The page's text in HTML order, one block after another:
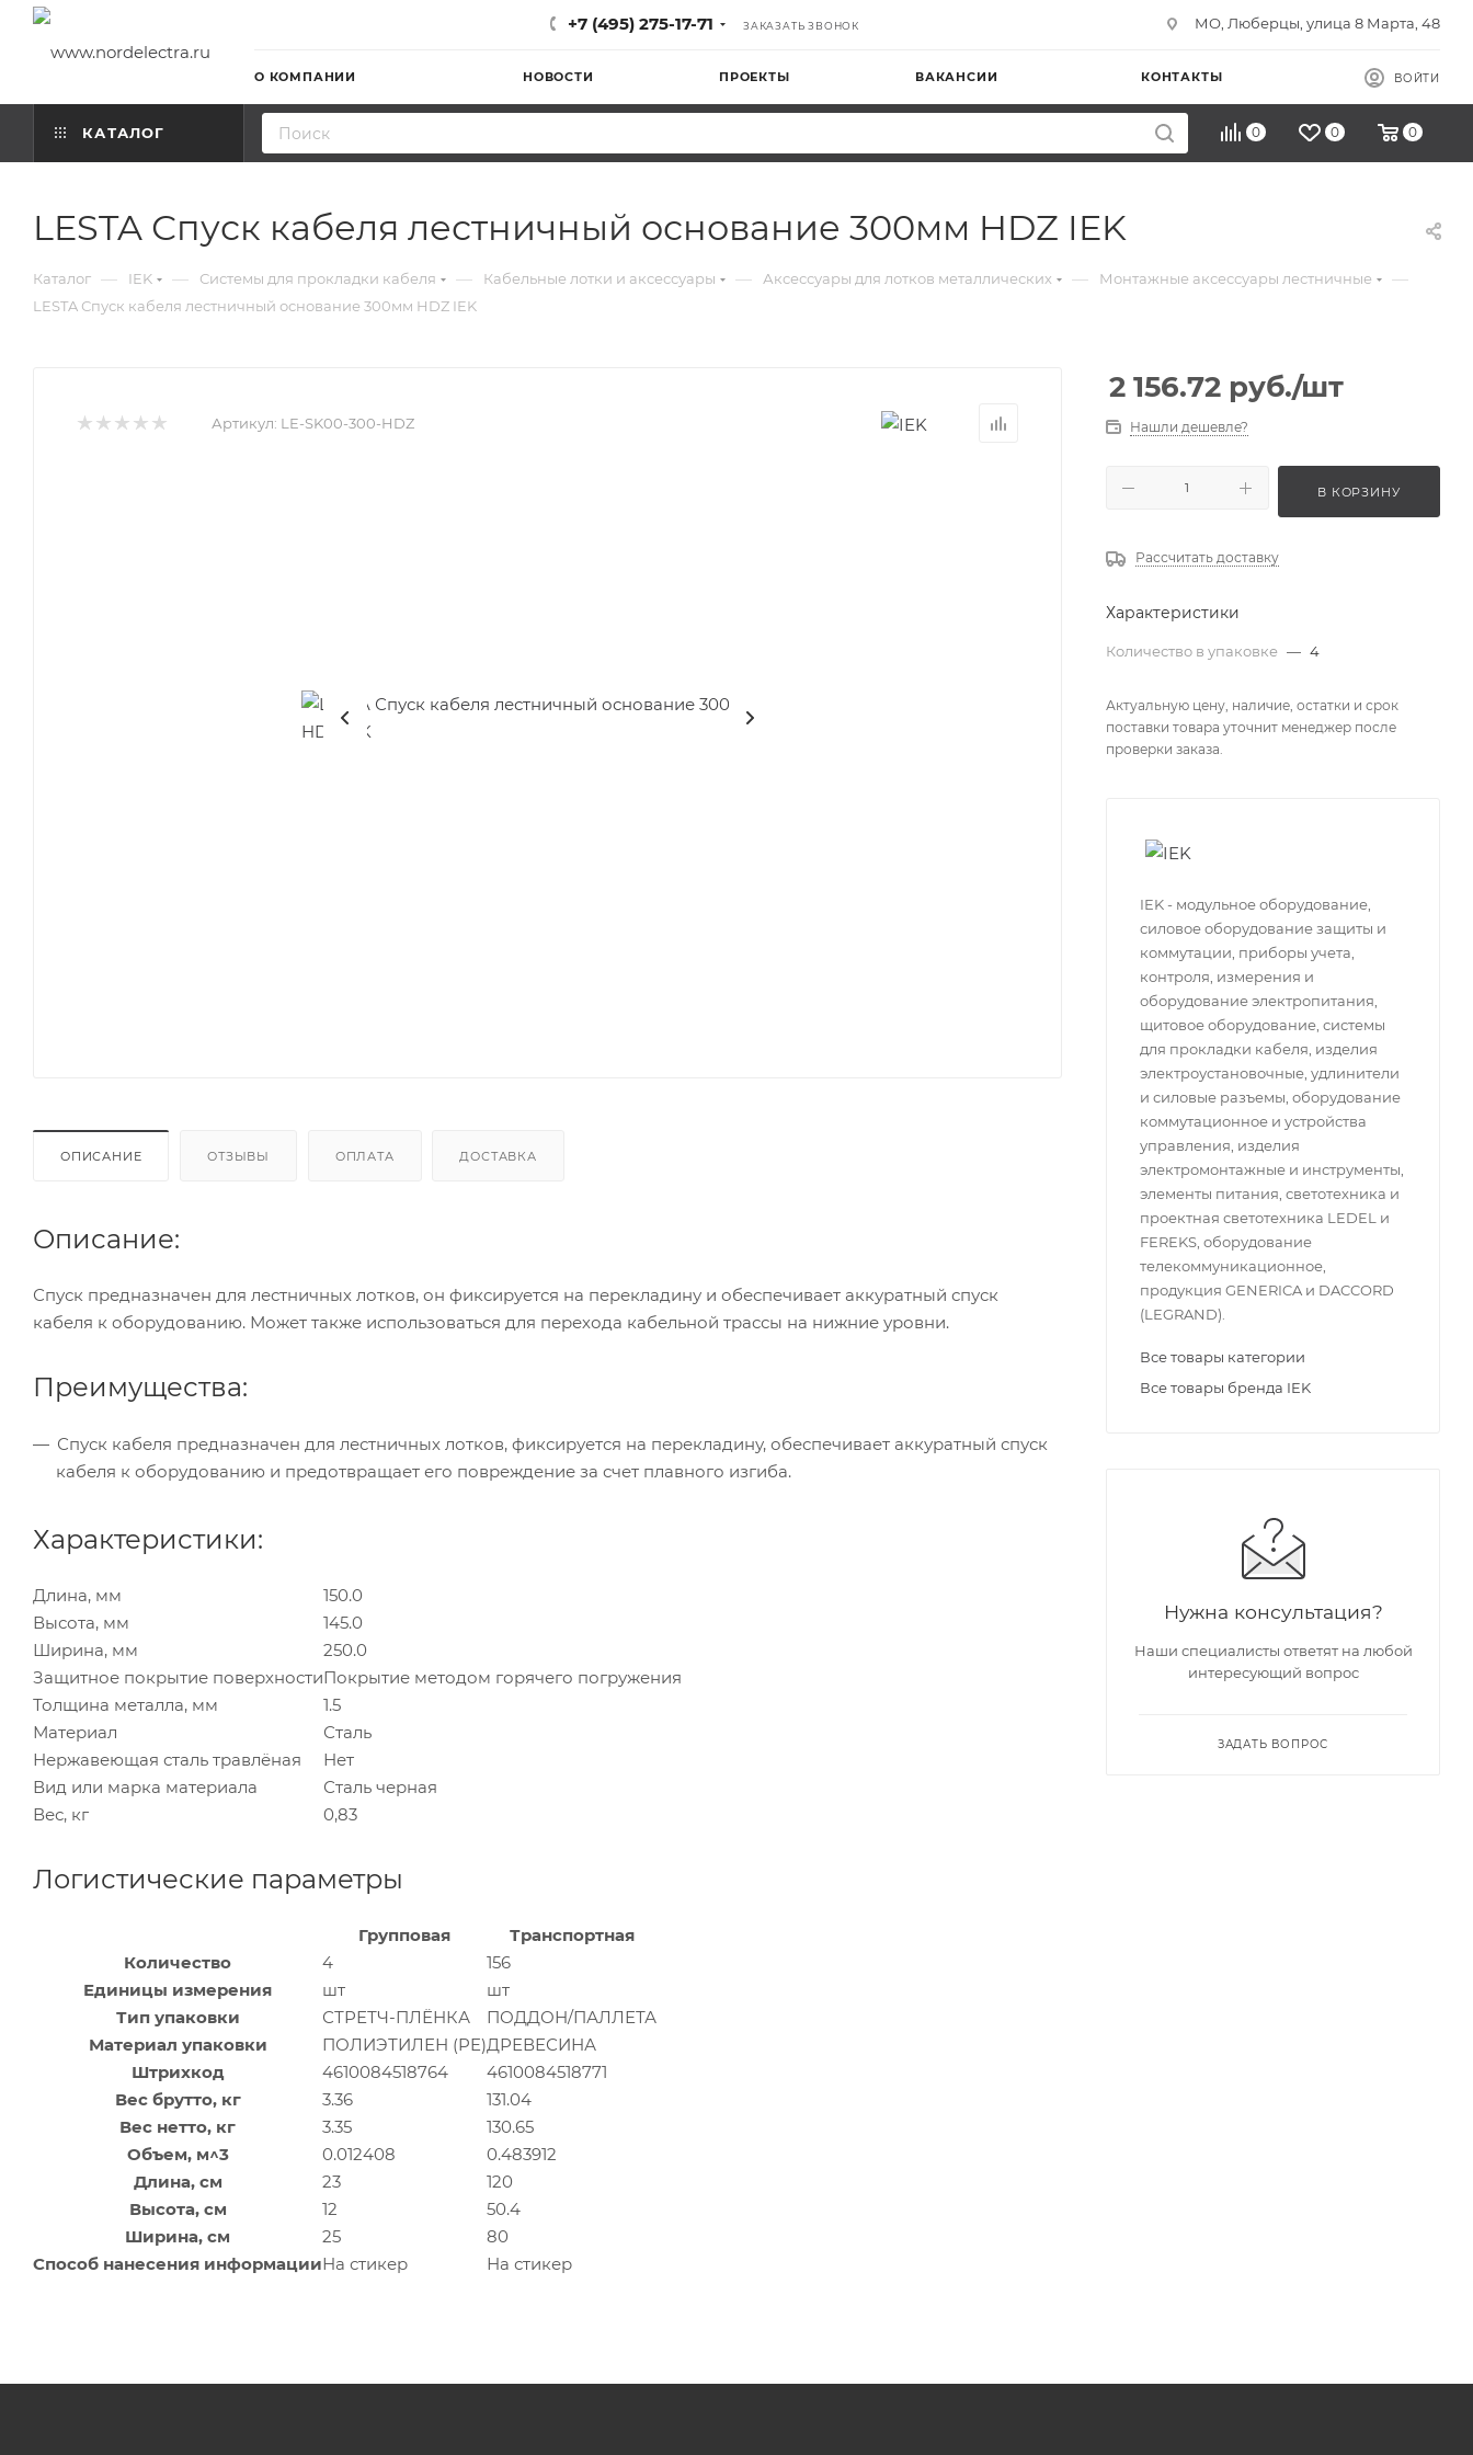
+7 (495) 275-17-71 ЗАКАЗАТЬ ЗВОНОК МО, Люберцы, улица 8 Марта, 48
О КОМПАНИИ НОВОСТИ ПРОЕКТЫ ВАКАНСИИ КОНТАКТЫ ВОЙТИ
КАТАЛОГ 0 0 0
LESTA Спуск кабеля лестничный основание 300мм HDZ IEK
Каталог — IEK — Системы для прокладки кабеля — Кабельные лотки и аксессуары — Аксессуары для лотков металлических — Монтажные аксессуары лестничные —
LESTA Спуск кабеля лестничный основание 300мм HDZ IEK
Артикул: LE-SK00-300-HDZ
ОПИСАНИЕ ОТЗЫВЫ ОПЛАТА ДОСТАВКА
Описание:
Спуск предназначен для лестничных лотков, он фиксируется на перекладину и обеспечивает аккуратный спуск
кабеля к оборудованию. Может также использоваться для перехода кабельной трассы на нижние уровни.
Преимущества:
Спуск кабеля предназначен для лестничных лотков, фиксируется на перекладину, обеспечивает аккуратный спуск
кабеля к оборудованию и предотвращает его повреждение за счет плавного изгиба.
Характеристики:
Длина, мм
150.0
Высота, мм
145.0
Ширина, мм
250.0
Защитное покрытие поверхностиПокрытие методом горячего погружения
Толщина металла, мм
1.5
Материал
Сталь
Нержавеющая сталь травлёная
Нет
Вид или марка материала
Сталь черная
Вес, кг
0,83
Логистические параметры
Групповая
Транспортная
Количество
4
156
Единицы измерения
шт
шт
Тип упаковки
СТРЕТЧ-ПЛЁНКА
ПОДДОН/ПАЛЛЕТА
Материал упаковки
ПОЛИЭТИЛЕН (PE)ДРЕВЕСИНА
Штрихкод
4610084518764
4610084518771
Вес брутто, кг
3.36
131.04
Вес нетто, кг
3.35
130.65
Объем, м^3
0.012408
0.483912
Длина, см
23
120
Высота, см
12
50.4
Ширина, см
25
80
Способ нанесения информацииНа стикер На стикер
2 156.72 руб./шт
Нашли дешевле?
В КОРЗИНУ
Рассчитать доставку
Характеристики
Количество в упаковке — 4
Актуальную цену, наличие, остатки и срок
поставки товара уточнит менеджер после
проверки заказа.
IEK - модульное оборудование,
силовое оборудование защиты и
коммутации, приборы учета,
контроля, измерения и
оборудование электропитания,
щитовое оборудование, системы
для прокладки кабеля, изделия
электроустановочные, удлинители
и силовые разъемы, оборудование
коммутационное и устройства
управления, изделия
электромонтажные и инструменты,
элементы питания, светотехника и
проектная светотехника LEDEL и
FEREKS, оборудование
телекоммуникационное,
продукция GENERICA и DACCORD
(LEGRAND).
Все товары категории
Все товары бренда IEK
Нужна консультация?
Наши специалисты ответят на любой
интересующий вопрос
ЗАДАТЬ ВОПРОС